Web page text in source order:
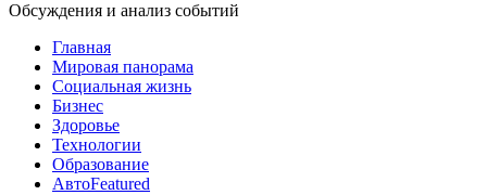
Обсуждения и анализ событий
Главная
Мировая панорама
Социальная жизнь
Бизнес
Здоровье
Технологии
Образование
АвтоFeatured